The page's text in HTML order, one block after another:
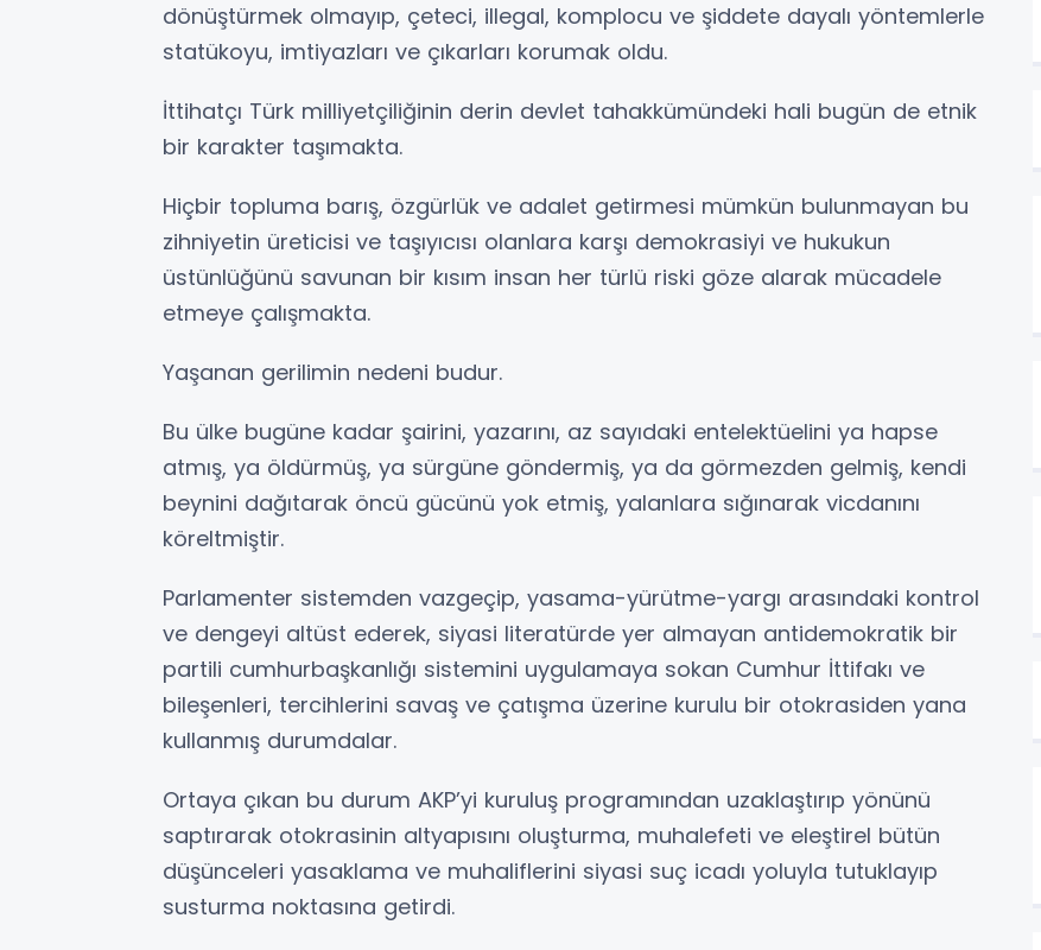
dönüştürmek olmayıp, çeteci, illegal, komplocu ve şiddete dayalı yöntemlerle
statükoyu, imtiyazları ve çıkarları korumak oldu.
İttihatçı Türk milliyetçiliğinin derin devlet tahakkümündeki hali bugün de etnik
bir karakter taşımakta.
Hiçbir topluma barış, özgürlük ve adalet getirmesi mümkün bulunmayan bu
zihniyetin üreticisi ve taşıyıcısı olanlara karşı demokrasiyi ve hukukun
üstünlüğünü savunan bir kısım insan her türlü riski göze alarak mücadele
etmeye çalışmakta.
Yaşanan gerilimin nedeni budur.
Bu ülke bugüne kadar şairini, yazarını, az sayıdaki entelektüelini ya hapse
atmış, ya öldürmüş, ya sürgüne göndermiş, ya da görmezden gelmiş, kendi
beynini dağıtarak öncü gücünü yok etmiş, yalanlara sığınarak vicdanını
köreltmiştir.
Parlamenter sistemden vazgeçip, yasama-yürütme-yargı arasındaki kontrol
ve dengeyi altüst ederek, siyasi literatürde yer almayan antidemokratik bir
partili cumhurbaşkanlığı sistemini uygulamaya sokan Cumhur İttifakı ve
bileşenleri, tercihlerini savaş ve çatışma üzerine kurulu bir otokrasiden yana
kullanmış durumdalar.
Ortaya çıkan bu durum AKP’yi kuruluş programından uzaklaştırıp yönünü
saptırarak otokrasinin altyapısını oluşturma, muhalefeti ve eleştirel bütün
düşünceleri yasaklama ve muhaliflerini siyasi suç icadı yoluyla tutuklayıp
susturma noktasına getirdi.